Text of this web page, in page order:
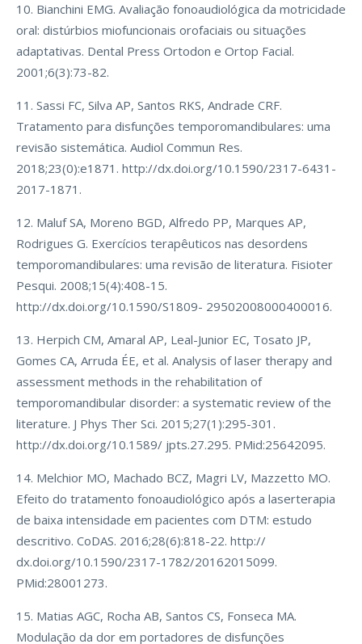
10. Bianchini EMG. Avaliação fonoaudiológica da motricidade
oral: distúrbios miofuncionais orofaciais ou situações
adaptativas. Dental Press Ortodon e Ortop Facial.
2001;6(3):73-82.
11. Sassi FC, Silva AP, Santos RKS, Andrade CRF.
Tratamento para disfunções temporomandibulares: uma
revisão sistemática. Audiol Commun Res.
2018;23(0):e1871. http://dx.doi.org/10.1590/2317-6431-
2017-1871.
12. Maluf SA, Moreno BGD, Alfredo PP, Marques AP,
Rodrigues G. Exercícios terapêuticos nas desordens
temporomandibulares: uma revisão de literatura. Fisioter
Pesqui. 2008;15(4):408-15.
http://dx.doi.org/10.1590/S1809- 29502008000400016.
13. Herpich CM, Amaral AP, Leal-Junior EC, Tosato JP,
Gomes CA, Arruda ÉE, et al. Analysis of laser therapy and
assessment methods in the rehabilitation of
temporomandibular disorder: a systematic review of the
literature. J Phys Ther Sci. 2015;27(1):295-301.
http://dx.doi.org/10.1589/ jpts.27.295. PMid:25642095.
14. Melchior MO, Machado BCZ, Magri LV, Mazzetto MO.
Efeito do tratamento fonoaudiológico após a laserterapia
de baixa intensidade em pacientes com DTM: estudo
descritivo. CoDAS. 2016;28(6):818-22. http://
dx.doi.org/10.1590/2317-1782/20162015099.
PMid:28001273.
15. Matias AGC, Rocha AB, Santos CS, Fonseca MA.
Modulação da dor em portadores de disfunções